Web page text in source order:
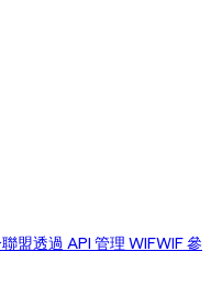
盟透過 API 管理 WIFWIF 參